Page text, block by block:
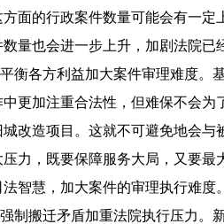
方面的行政案件数量可能会有一
数量也会进一步上升，加剧法院已
各方利益加大案件审理难度。基
中更加注重合法性，但难保不会
城改造项目。这就不可避免地会
压力，既要保障服务大局，又要
法智慧，加大案件的审理执行难度
搬迁矛盾加重法院执行压力。新